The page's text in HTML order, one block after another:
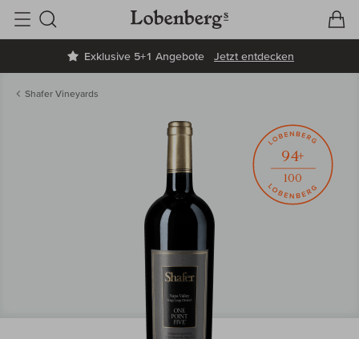
Exklusive 5+1 Angebote Jetzt entdecken
Suche
Shafer Vineyards
94+
100